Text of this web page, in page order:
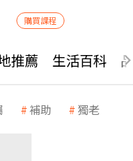
購買課程
推薦 生活百科
補助 獨老